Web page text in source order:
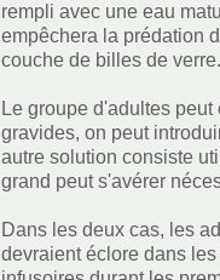
rempli avec une eau
empêchera la prédation
couche de billes de
Le groupe d'adultes
gravides, on peut
autre solution consiste
grand peut s'avérer
Dans les deux cas, les
devraient éclore dans